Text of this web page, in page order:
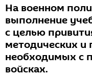
На военном
выполнение
с целью
методических и
необходимых с
войсках.